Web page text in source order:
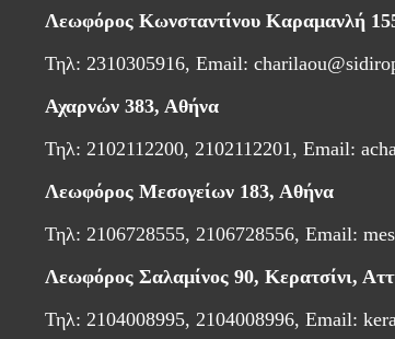
Λεωφόρος Κωνσταντίνου Καραμανλή
Τηλ: 2310305916, Email:
Αχαρνών 383, Αθήνα
Τηλ: 2102112200, 2102112201, Email:
Λεωφόρος Μεσογείων 183, Αθήνα
Τηλ: 2106728555, 2106728556, Email:
Λεωφόρος Σαλαμίνος 90, Κερατσίνι,
Τηλ: 2104008995, 2104008996, Email: